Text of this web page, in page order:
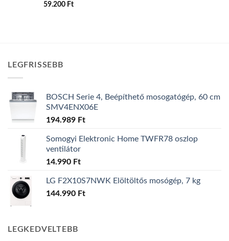
59.200 Ft
LEGFRISSEBB
BOSCH Serie 4, Beépíthető mosogatógép, 60 cm
SMV4ENX06E
194.989 Ft
Somogyi Elektronic Home TWFR78 oszlop
ventilátor
14.990 Ft
LG F2X10S7NWK Elöltöltős mosógép, 7 kg
144.990 Ft
LEGKEDVELTEBB